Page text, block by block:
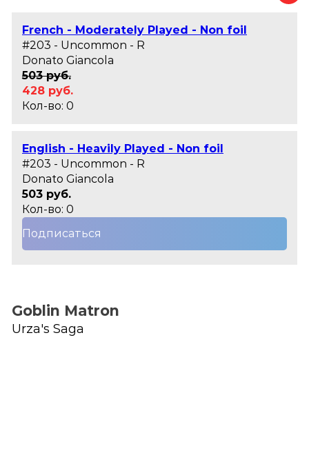
French - Moderately Played - Non foil
#203 - Uncommon - R
Donato Giancola
503 руб.
428 руб.
Кол-во: 0
English - Heavily Played - Non foil
#203 - Uncommon - R
Donato Giancola
503 руб.
Кол-во: 0
Подписаться
Goblin Matron
Urza's Saga